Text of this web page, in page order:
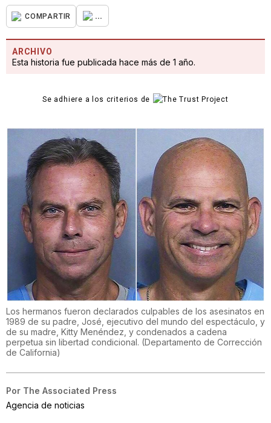
COMPARTIR ...
ARCHIVO
Esta historia fue publicada hace más de 1 año.
Se adhiere a los criterios de
Los hermanos fueron declarados culpables de los asesinatos en
1989 de su padre, José, ejecutivo del mundo del espectáculo, y
de su madre, Kitty Menéndez, y condenados a cadena
perpetua sin libertad condicional. (Departamento de Corrección
de California)
Por The Associated Press
Agencia de noticias